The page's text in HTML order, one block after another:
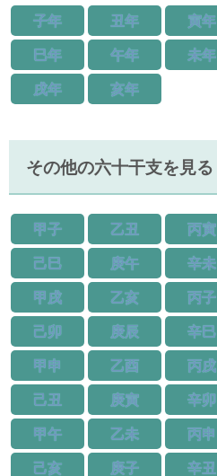
子年 丑年 寅年
巳年
午年 未年
戌年
亥年
その他の六十干支を見る
甲子 乙丑 丙寅
己巳
庚午 辛未
甲戌
乙亥 丙子
己卯
庚辰 辛巳
甲申
乙酉 丙戌
己丑
庚寅 辛卯
甲午
乙未 丙申
己亥
庚子 辛丑